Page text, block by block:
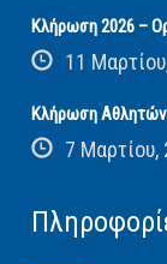
Κλήρωση 2026 –
11
Κλήρωση Αθλητών
7 Μαρτίου,